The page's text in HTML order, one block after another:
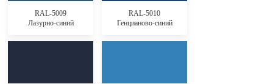
RAL-5009
Лазурно-синий
RAL-5010
Генцианово-синий